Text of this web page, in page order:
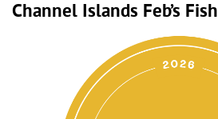
Channel Islands Feb’s Fish